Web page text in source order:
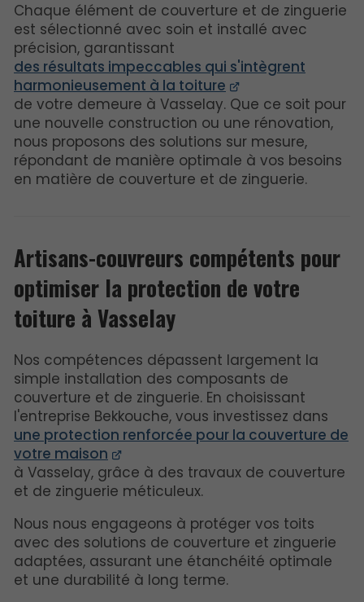
Chaque élément de couverture et de zinguerie
est sélectionné avec soin et installé avec
précision, garantissant
des résultats impeccables qui s'intègrent
harmonieusement à la toiture
de votre demeure à Vasselay. Que ce soit pour
une nouvelle construction ou une rénovation,
nous proposons des solutions sur mesure,
répondant de manière optimale à vos besoins
en matière de couverture et de zinguerie.
Artisans-couvreurs compétents pour
optimiser la protection de votre
toiture à Vasselay
Nos compétences dépassent largement la
simple installation des composants de
couverture et de zinguerie. En choisissant
l'entreprise Bekkouche, vous investissez dans
une protection renforcée pour la couverture de
votre maison
à Vasselay, grâce à des travaux de couverture
et de zinguerie méticuleux.
Nous nous engageons à protéger vos toits
avec des solutions de couverture et zinguerie
adaptées, assurant une étanchéité optimale
et une durabilité à long terme.